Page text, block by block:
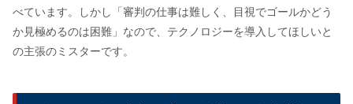
べています。しかし「審判の仕事は難しく、目視でゴールかどう
か見極めるのは困難」なので、テクノロジーを導入してほしいと
の主張のミスターです。